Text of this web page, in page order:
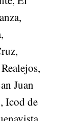
Juan
Icod de